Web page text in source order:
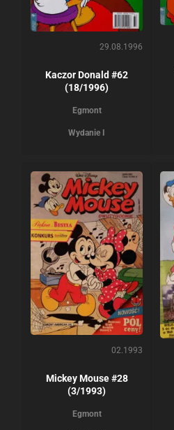
29.08.1996
Kaczor Donald #62
(18/1996)
Egmont
Wydanie I
02.1993
Mickey Mouse #28
(3/1993)
Egmont